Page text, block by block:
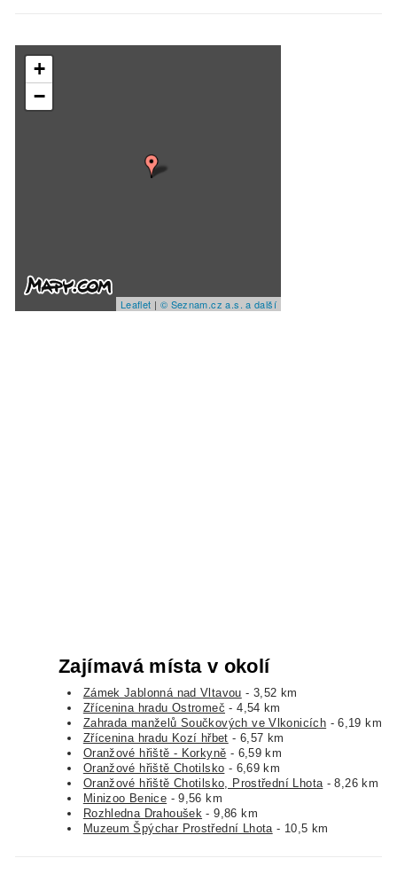
+
−
Leaflet | © Seznam.cz a.s. a další
Zajímavá místa v okolí
Zámek Jablonná nad Vltavou - 3,52 km
Zřícenina hradu Ostromeč - 4,54 km
Zahrada manželů Součkových ve Vlkonicích - 6,19 km
Zřícenina hradu Kozí hřbet - 6,57 km
Oranžové hřiště - Korkyně - 6,59 km
Oranžové hřiště Chotilsko - 6,69 km
Oranžové hřiště Chotilsko, Prostřední Lhota- 8,26 km
Minizoo Benice - 9,56 km
Rozhledna Drahoušek - 9,86 km
Muzeum Špýchar Prostřední Lhota- 10,5 km